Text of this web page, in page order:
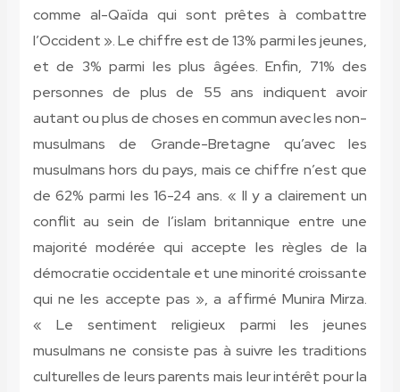
comme al-Qaïda qui sont prêtes à combattre
l’Occident ». Le chiffre est de 13% parmi les jeunes,
et de 3% parmi les plus âgées. Enfin, 71% des
personnes de plus de 55 ans indiquent avoir
autant ou plus de choses en commun avec les non-
musulmans de Grande-Bretagne qu’avec les
musulmans hors du pays, mais ce chiffre n’est que
de 62% parmi les 16-24 ans. « Il y a clairement un
conflit au sein de l’islam britannique entre une
majorité modérée qui accepte les règles de la
démocratie occidentale et une minorité croissante
qui ne les accepte pas », a affirmé Munira Mirza.
« Le sentiment religieux parmi les jeunes
musulmans ne consiste pas à suivre les traditions
culturelles de leurs parents mais leur intérêt pour la